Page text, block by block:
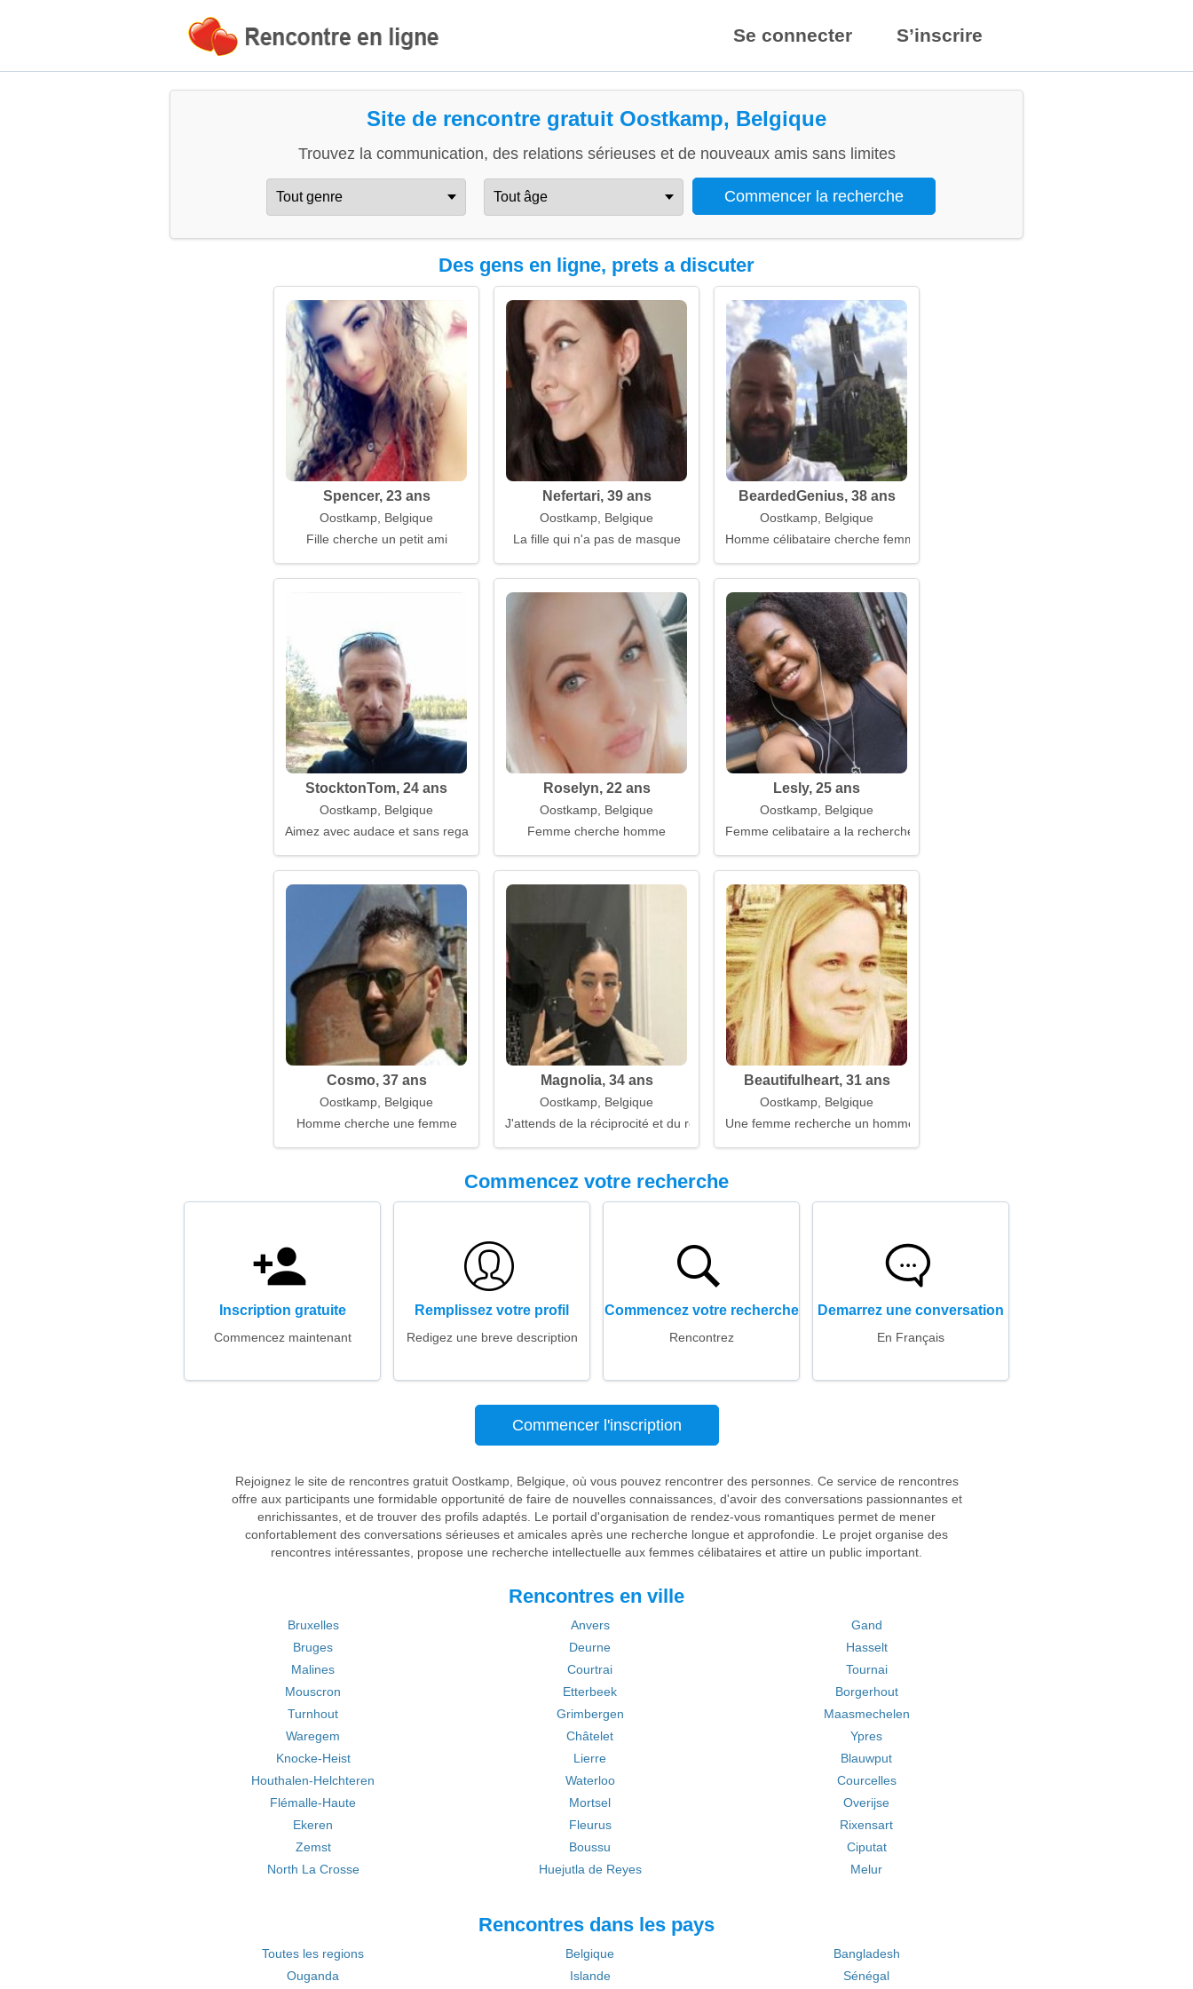
Se connecter S’inscrire
Site de rencontre gratuit Oostkamp, Belgique
Trouvez la communication, des relations sérieuses et de nouveaux amis sans limites
Des gens en ligne, prets a discuter
Spencer, 23 ans
Oostkamp, Belgique
Fille cherche un petit ami
Nefertari, 39 ans
Oostkamp, Belgique
La fille qui n'a pas de masque
BeardedGenius, 38 ans
Oostkamp, Belgique
Homme célibataire cherche femme
StocktonTom, 24 ans
Oostkamp, Belgique
Aimez avec audace et sans regarder en arrière
Roselyn, 22 ans
Oostkamp, Belgique
Femme cherche homme
Lesly, 25 ans
Oostkamp, Belgique
Femme celibataire a la recherche d'un mari
Cosmo, 37 ans
Oostkamp, Belgique
Homme cherche une femme
Magnolia, 34 ans
Oostkamp, Belgique
J'attends de la réciprocité et du respect
Beautifulheart, 31 ans
Oostkamp, Belgique
Une femme recherche un homme en qui elle peut avoir confiance
Commencez votre recherche
Inscription gratuite
Commencez maintenant
Remplissez votre profil
Redigez une breve description
Commencez votre recherche
Rencontrez
Demarrez une conversation
En Français
Commencer l'inscription
Rejoignez le site de rencontres gratuit Oostkamp, Belgique, où vous pouvez rencontrer des personnes. Ce service de rencontres
offre aux participants une formidable opportunité de faire de nouvelles connaissances, d'avoir des conversations passionnantes et
enrichissantes, et de trouver des profils adaptés. Le portail d'organisation de rendez-vous romantiques permet de mener
confortablement des conversations sérieuses et amicales après une recherche longue et approfondie. Le projet organise des
rencontres intéressantes, propose une recherche intellectuelle aux femmes célibataires et attire un public important.
Rencontres en ville
Bruxelles Anvers
Gand
Bruges
Deurne
Hasselt
Malines
Courtrai
Tournai
Mouscron
Etterbeek
Borgerhout
Turnhout
Grimbergen
Maasmechelen
Waregem
Châtelet
Ypres
Knocke-Heist
Lierre
Blauwput
Houthalen-Helchteren
Waterloo
Courcelles
Flémalle-Haute
Mortsel
Overijse
Ekeren
Fleurus
Rixensart
Zemst
Boussu
Ciputat
North La Crosse
Huejutla de Reyes Melur
Rencontres dans les pays
Toutes les regions Belgique
Bangladesh
Ouganda
Islande Sénégal